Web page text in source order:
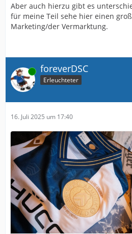
Aber auch hierzu gibt es
für meine Teil sehe hier einen
Marketing/der Vermarktung.
Online foreverDSC
Erleuchteter
16. Juli 2025 um 17:40